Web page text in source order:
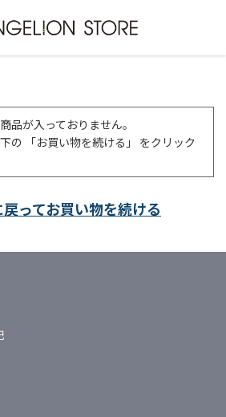
品が入っておりません。
の 「お買い物を続ける」 をクリック
ってお買い物を続ける